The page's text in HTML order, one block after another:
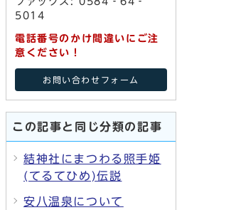
5014
電話番号のかけ間違いにご注
意ください！
お問い合わせフォーム
この記事と同じ分類の記事
結神社にまつわる照手姫
(てるてひめ)伝説
安八温泉について